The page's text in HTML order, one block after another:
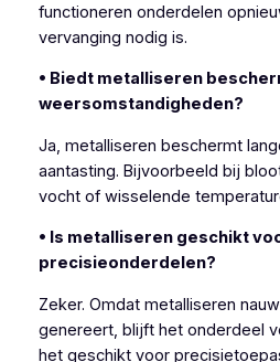
functioneren onderdelen
vervanging nodig is.
• Biedt metalliseren
weersomstandigheden?
Ja, metalliseren beschermt
aantasting. Bijvoorbeeld bij
vocht of wisselende
• Is metalliseren geschikt
precisieonderdelen?
Zeker. Omdat metalliseren
genereert, blijft het onderdeel
het geschikt voor